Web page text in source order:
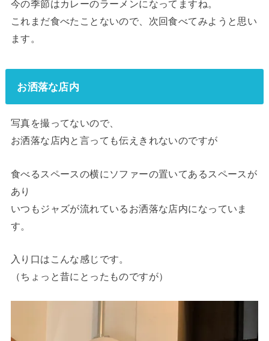
今の季節はカレーのラーメンになってますね。
これまだ食べたことないので、次回食べてみようと思い
ます。
お洒落な店内
写真を撮ってないので、
お洒落な店内と言っても伝えきれないのですが
食べるスペースの横にソファーの置いてあるスペースが
あり
いつもジャズが流れているお洒落な店内になっていま
す。
入り口はこんな感じです。
（ちょっと昔にとったものですが）